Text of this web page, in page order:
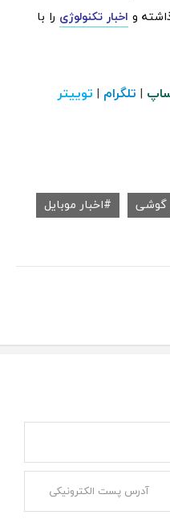
و اخبار تکنولوژی را با
| تلگرام | توییتر
گوشی اخبار موبایل